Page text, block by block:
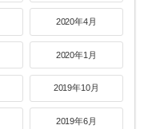
2020年4月
2020年1月
2019年10月
2019年6月